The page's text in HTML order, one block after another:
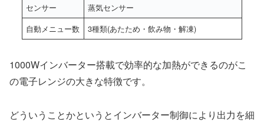
センサー
蒸気センサー
自動メニュー数
3種類(あたため・飲み物・解凍)
1000Wインバーター搭載で効率的な加熱ができるのがこ
の電子レンジの大きな特徴です。
どういうことかというとインバーター制御により出力を細